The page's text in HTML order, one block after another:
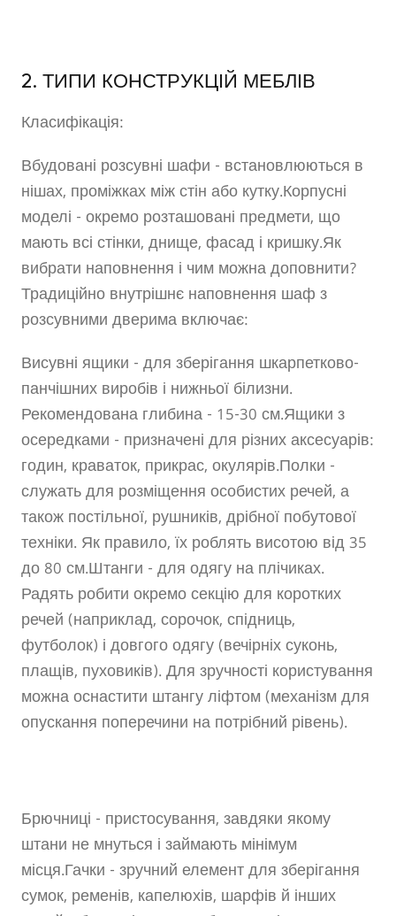
2. ТИПИ КОНСТРУКЦІЙ МЕБЛІВ
Класифікація:
Вбудовані розсувні шафи - встановлюються в
нішах, проміжках між стін або кутку.Корпусні
моделі - окремо розташовані предмети, що
мають всі стінки, днище, фасад і кришку.Як
вибрати наповнення і чим можна доповнити?
Традиційно внутрішнє наповнення шаф з
розсувними дверима включає:
Висувні ящики - для зберігання шкарпетково-
панчішних виробів і нижньої білизни.
Рекомендована глибина - 15-30 см.Ящики з
осередками - призначені для різних аксесуарів:
годин, краваток, прикрас, окулярів.Полки -
служать для розміщення особистих речей, а
також постільної, рушників, дрібної побутової
техніки. Як правило, їх роблять висотою від 35
до 80 см.Штанги - для одягу на плічиках.
Радять робити окремо секцію для коротких
речей (наприклад, сорочок, спідниць,
футболок) і довгого одягу (вечірніх суконь,
плащів, пуховиків). Для зручності користування
можна оснастити штангу ліфтом (механізм для
опускання поперечини на потрібний рівень).
Брючниці - пристосування, завдяки якому
штани не мнуться і займають мінімум
місця.Гачки - зручний елемент для зберігання
сумок, ременів, капелюхів, шарфів й інших